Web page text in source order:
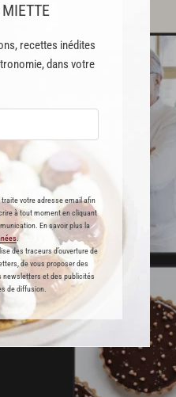
recettes inédites
dans votre
traite votre adresse email afin
à tout moment en cliquant
En savoir plus la
.
des traceurs d’ouverture de
de vous proposer des
newsletters et des publicités
de diffusion.
Premium